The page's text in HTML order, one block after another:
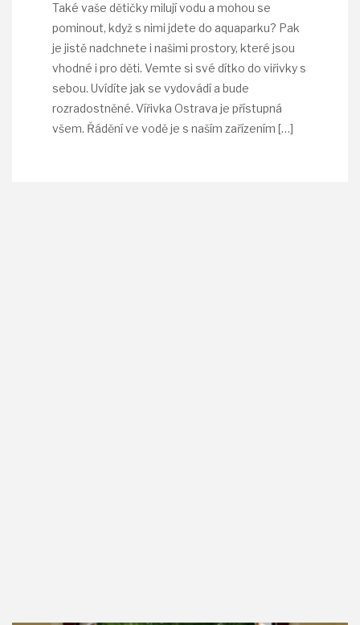
Také vaše dětičky milují vodu a mohou se
pominout, když s nimi jdete do aquaparku? Pak
je jistě nadchnete i našimi prostory, které jsou
vhodné i pro děti. Vemte si své dítko do viřivky s
sebou. Uvídíte jak se vydovádí a bude
rozradostněné. Vířivka Ostrava je přístupná
všem. Řádění ve vodě je s naším zařízením […]